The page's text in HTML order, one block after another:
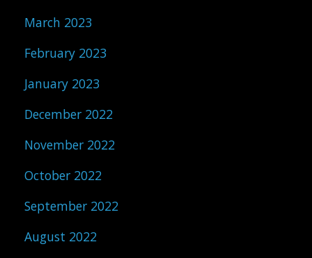
March 2023
February 2023
January 2023
December 2022
November 2022
October 2022
September 2022
August 2022